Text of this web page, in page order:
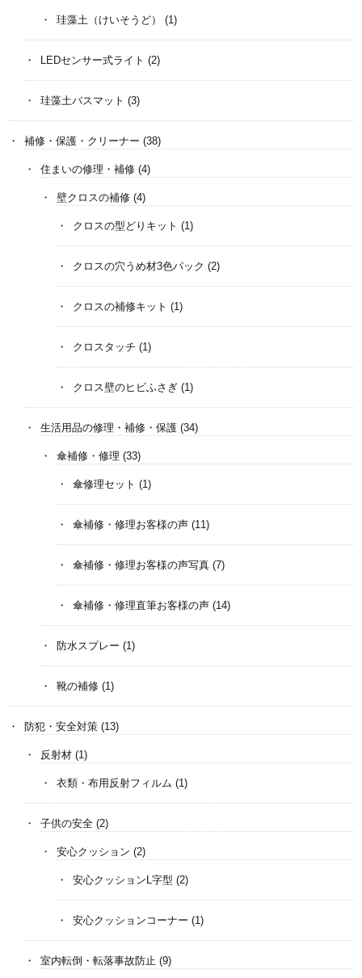
珪藻土（けいそうど） (1)
LEDセンサー式ライト (2)
珪藻土バスマット (3)
補修・保護・クリーナー (38)
住まいの修理・補修 (4)
壁クロスの補修 (4)
クロスの型どりキット (1)
クロスの穴うめ材3色パック (2)
クロスの補修キット (1)
クロスタッチ (1)
クロス壁のヒビふさぎ (1)
生活用品の修理・補修・保護 (34)
傘補修・修理 (33)
傘修理セット (1)
傘補修・修理お客様の声 (11)
傘補修・修理お客様の声写真 (7)
傘補修・修理直筆お客様の声 (14)
防水スプレー (1)
靴の補修 (1)
防犯・安全対策 (13)
反射材 (1)
衣類・布用反射フィルム (1)
子供の安全 (2)
安心クッション (2)
安心クッションL字型 (2)
安心クッションコーナー (1)
室内転倒・転落事故防止 (9)